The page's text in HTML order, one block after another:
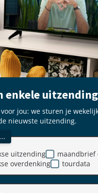
enkele uitzending
jou: we sturen je
nieuwste uitzending.
maandbrief
overdenking
uitzending
tourdata